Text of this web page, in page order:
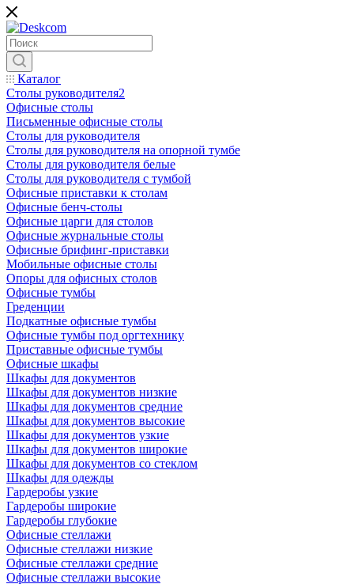
Каталог
Столы руководителя2
Офисные столы
Письменные офисные столы
Столы для руководителя
Столы для руководителя на опорной тумбе
Столы для руководителя белые
Столы для руководителя с тумбой
Офисные приставки к столам
Офисные бенч-столы
Офисные царги для столов
Офисные журнальные столы
Офисные брифинг-приставки
Мобильные офисные столы
Опоры для офисных столов
Офисные тумбы
Греденции
Подкатные офисные тумбы
Офисные тумбы под оргтехнику
Приставные офисные тумбы
Офисные шкафы
Шкафы для документов
Шкафы для документов низкие
Шкафы для документов средние
Шкафы для документов высокие
Шкафы для документов узкие
Шкафы для документов широкие
Шкафы для документов со стеклом
Шкафы для одежды
Гардеробы узкие
Гардеробы широкие
Гардеробы глубокие
Офисные стеллажи
Офисные стеллажи низкие
Офисные стеллажи средние
Офисные стеллажи высокие